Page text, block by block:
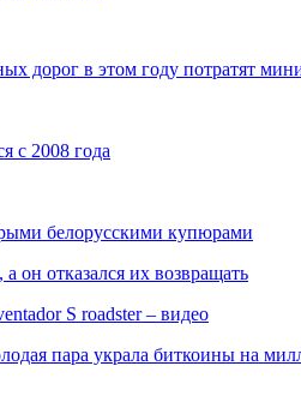
дорог в этом году потратят
с 2008 года
белорусскими купюрами
он отказался их возвращать
S roadster – видео
пара украла биткоины на